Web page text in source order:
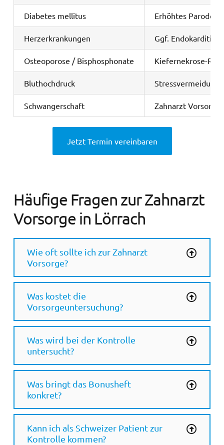
Diabetes mellitus Erhöhtes
Herzerkrankungen Ggf. Endokarditis-
Osteoporose / Bisphosphonate Kiefernekrose-
Bluthochdruck
Schwangerschaft Zahnarzt
Jetzt Termin vereinbaren
Häufige Fragen zur Zahnarzt
Vorsorge in Lörrach
Wie oft sollte ich zur Zahnarzt
Vorsorge?
Was kostet die
Vorsorgeuntersuchung?
Was wird bei der Kontrolle
untersucht?
Was bringt das Bonusheft
konkret?
Kann ich als Schweizer Patient zur
Kontrolle kommen?